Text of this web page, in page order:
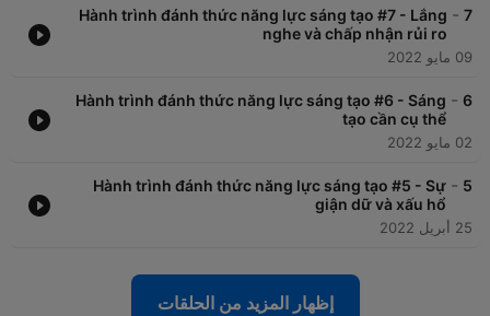
7
-
Hành trình đánh thức năng lực sáng tạo #7 - Lắng
nghe và chấp nhận rủi ro
09 مايو 2022
6
-
Hành trình đánh thức năng lực sáng tạo #6 - Sáng
tạo cần cụ thể
02 مايو 2022
5
-
Hành trình đánh thức năng lực sáng tạo #5 - Sự
giận dữ và xấu hổ
25 أبريل 2022
إظهار المزيد من الحلقات